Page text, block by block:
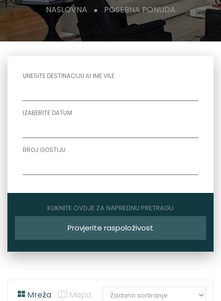
NASLOVNA POSEBNA PONUDA
UNESITE DESTINACIJU ILI IME VILE
IZABERITE DATUM
BROJ GOSTIJU
KLIKNITE OVDJE ZA NAPREDNU PRETRAGU
Provjerite raspoloživost
Mreža Mapa